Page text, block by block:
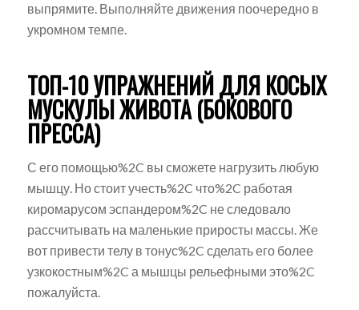
выпрямите. Выполняйте движения поочередно в
укромном темпе.
ТОП-10 УПРАЖНЕНИЙ ДЛЯ КОСЫХ
МУСКУЛЫ ЖИВОТА (БОКОВОГО
ПРЕССА)
С его помощью%2C вы сможете нагрузить любую
мышцу. Но стоит учесть%2C что%2C работая
киромарусом эспандером%2C не следовало
рассчитывать на маленькие приросты массы. Же
вот привести телу в тонус%2C сделать его более
узкокостным%2C а мышцы рельефными это%2C
пожалуйста.